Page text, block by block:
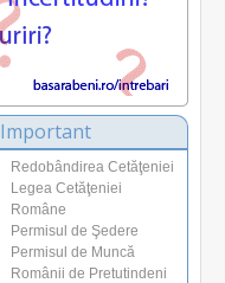
Important
Redobândirea Cetăţeniei
Legea Cetăţeniei
Române
Permisul de Şedere
Permisul de Muncă
Românii de Pretutindeni